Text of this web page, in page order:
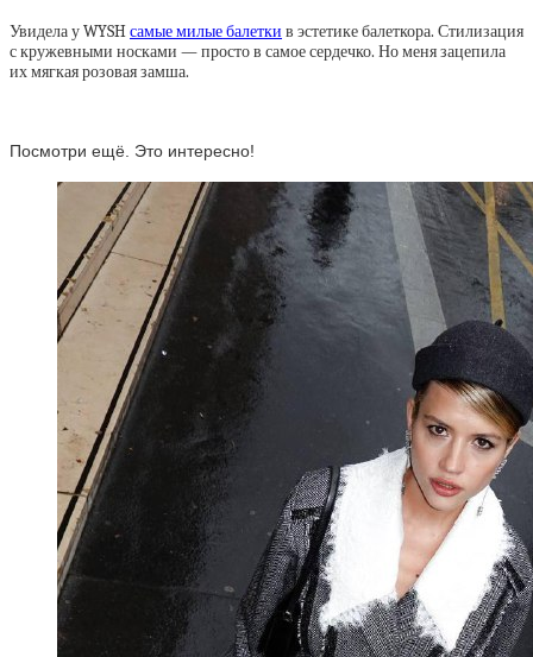
Увидела у WYSHсамые милые балетки в эстетике балеткора. Стилизация
с кружевными носками — просто в самое сердечко. Но меня зацепила
их мягкая розовая замша.
Посмотри ещё. Это интересно!